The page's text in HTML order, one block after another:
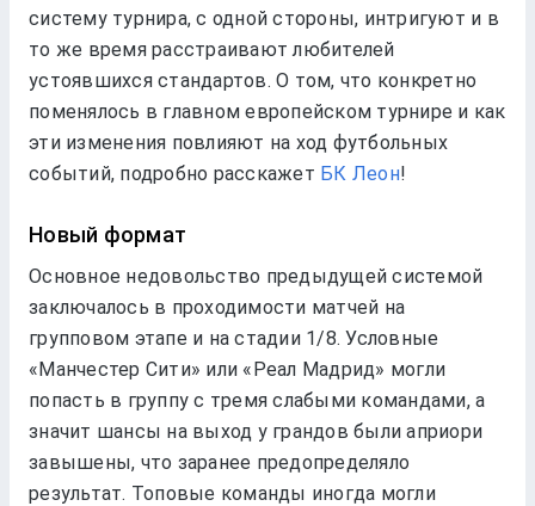
систему турнира, с одной стороны, интригуют и в
то же время расстраивают любителей
устоявшихся стандартов. О том, что конкретно
поменялось в главном европейском турнире и как
эти изменения повлияют на ход футбольных
событий, подробно расскажет БК Леон!
Новый формат
Основное недовольство предыдущей системой
заключалось в проходимости матчей на
групповом этапе и на стадии 1/8. Условные
«Манчестер Сити» или «Реал Мадрид» могли
попасть в группу с тремя слабыми командами, а
значит шансы на выход у грандов были априори
завышены, что заранее предопределяло
результат. Топовые команды иногда могли